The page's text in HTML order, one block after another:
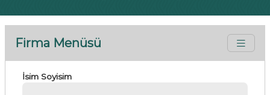
Firma Menüsü
İsim Soyisim